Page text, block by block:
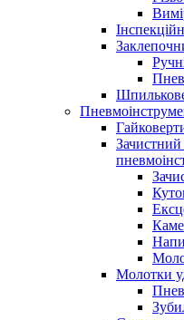
Молотки